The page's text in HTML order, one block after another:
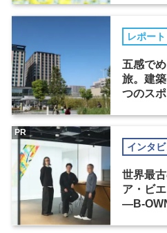
レポート
五感で
旅。建
つのス
インタ
世界最
ア・ビ
―B-
PR